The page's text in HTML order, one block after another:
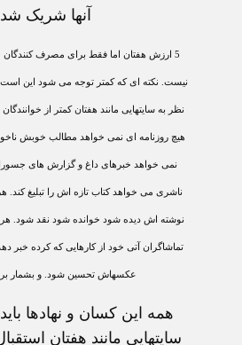
آنها شريک
5 ارزش هفتان اما فقط برای مصرف کنندگان
نيست. نکته ای که کمتر توجه می شود اين است
نظر به سايتهايی مانند هفتان کمتر از
هيچ روزنامه ای نمی خواهد مطالب خوبش
نمی خواهد خبرهای داغ و گزارش های
ناشری می خواهد کتاب تازه اش را تبليغ کند.
نوشته اش ديده شود خوانده شود نقد شود.
تماشاگران آتی خود از کارهايی که کرده خبر
عکسهاش تحسين شود. و بشمار بر
همه اين کسان و نهادها
سايتهايی مانند هفتان